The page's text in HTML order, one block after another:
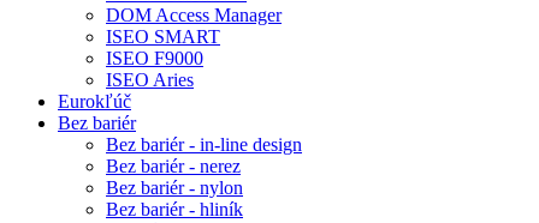
DOM Access Manager
ISEO SMART
ISEO F9000
ISEO Aries
Eurokľúč
Bez bariér
Bez bariér - in-line design
Bez bariér - nerez
Bez bariér - nylon
Bez bariér - hliník